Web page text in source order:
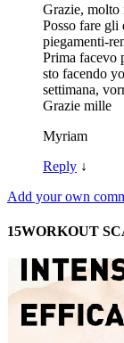
Grazie, molto
Posso fare gli
piegamenti-
Prima facevo
sto facendo
settimana,
Grazie mille
Myriam
Reply ↓
Add your own
15WORKOUT